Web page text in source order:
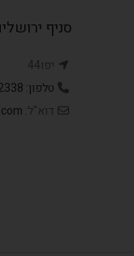
סניף
יפו44
טלפון: 02-6252338
דוא"ל: